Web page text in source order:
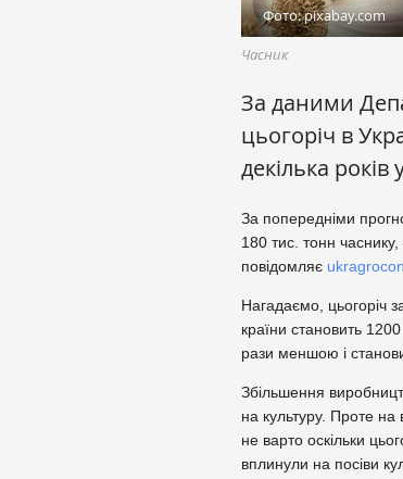
Фото: pixabay.com
Часник
За даними
цьогоріч в
декілька
За попередніми
180 тис. тонн
повідомляє
Нагадаємо, цьогоріч
країни становить
рази меншою і
Збільшення
на культуру. Проте на
не варто оскільки
вплинули на посіви